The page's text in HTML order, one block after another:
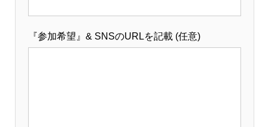
『参加希望』& SNSのURLを記載 (任意)